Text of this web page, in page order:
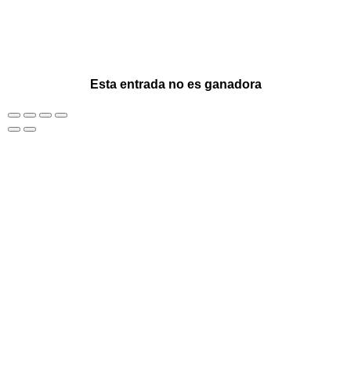
Esta entrada no es ganadora